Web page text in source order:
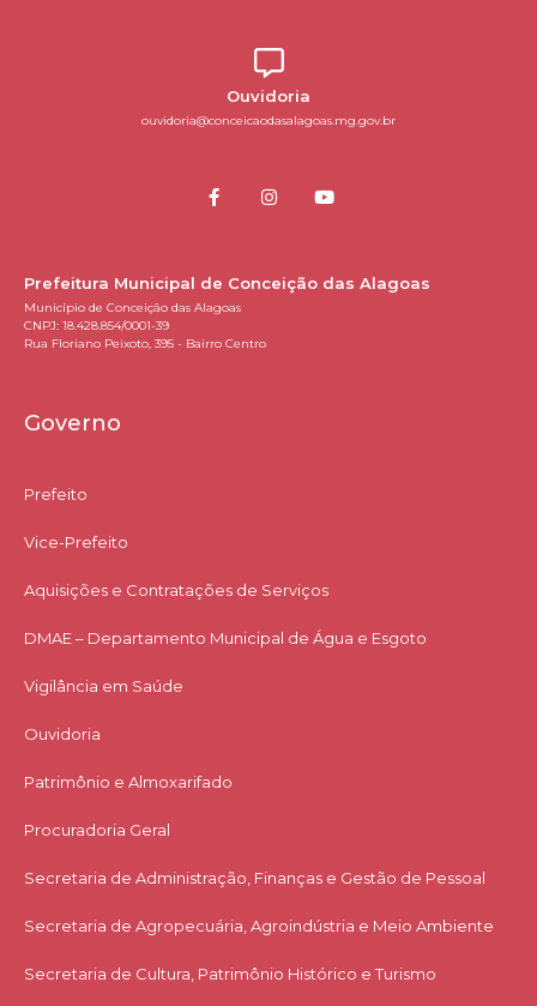
Ouvidoria
ouvidoria@conceicaodasalagoas.mg.gov.br
Prefeitura Municipal de Conceição das Alagoas
Município de Conceição das Alagoas
CNPJ: 18.428.854/0001-39
Rua Floriano Peixoto, 395 - Bairro Centro
Governo
Prefeito
Vice-Prefeito
Aquisições e Contratações de Serviços​
DMAE – Departamento Municipal de Água e Esgoto
Vigilância em Saúde
Ouvidoria
Patrimônio e Almoxarifado
Procuradoria Geral
Secretaria de Administração, Finanças e Gestão de Pessoal
Secretaria de Agropecuária, Agroindústria e Meio Ambiente
Secretaria de Cultura, Patrimônio Histórico e Turismo